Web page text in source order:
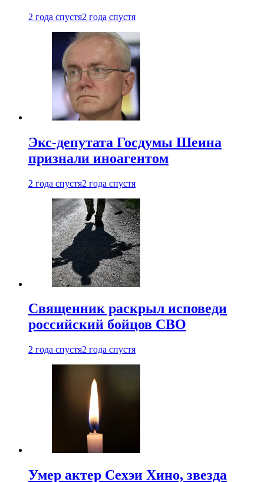
2 года спустя2 года спустя
Экс-депутата Госдумы Шеина
признали иноагентом
2 года спустя2 года спустя
Священник раскрыл исповеди
российский бойцов СВО
2 года спустя2 года спустя
Умер актер Сехэи Хино, звезда